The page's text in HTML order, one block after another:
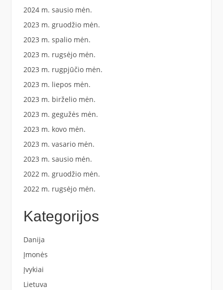
2024 m. sausio mėn.
2023 m. gruodžio mėn.
2023 m. spalio mėn.
2023 m. rugsėjo mėn.
2023 m. rugpjūčio mėn.
2023 m. liepos mėn.
2023 m. birželio mėn.
2023 m. gegužės mėn.
2023 m. kovo mėn.
2023 m. vasario mėn.
2023 m. sausio mėn.
2022 m. gruodžio mėn.
2022 m. rugsėjo mėn.
Kategorijos
Danija
Įmonės
Įvykiai
Lietuva